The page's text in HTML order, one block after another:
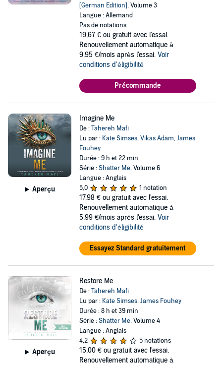
[German Edition], Volume 3
Langue : Allemand
Pas de notations
19,67 € ou gratuit avec l'essai.
Renouvellement automatique à
9,95 €/mois après l'essai. Voir
conditions d'éligibilité
Précommande
Aperçu
Imagine Me
De :Tahereh Mafi
Lu par : Kate Simses,Vikas Adam,James
Fouhey
Durée : 9 h et 22 min
Série :Shatter Me, Volume 6
Langue : Anglais
5,0
1 notation
17,98 € ou gratuit avec l'essai.
Renouvellement automatique à
5,99 €/mois après l'essai. Voir
conditions d'éligibilité
Essayez Standard gratuitement
Aperçu
Restore Me
De :Tahereh Mafi
Lu par : Kate Simses,James Fouhey
Durée : 8 h et 39 min
Série :Shatter Me, Volume 4
Langue : Anglais
4,2
5 notations
15,00 € ou gratuit avec l'essai.
Renouvellement automatique à